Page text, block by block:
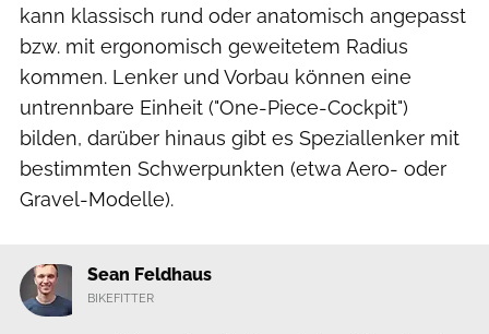
kann klassisch rund oder anatomisch angepasst
bzw. mit ergonomisch geweitetem Radius
kommen. Lenker und Vorbau können eine
untrennbare Einheit ("One-Piece-Cockpit")
bilden, darüber hinaus gibt es Speziallenker mit
bestimmten Schwerpunkten (etwa Aero- oder
Gravel-Modelle).
Sean Feldhaus
BIKEFITTER